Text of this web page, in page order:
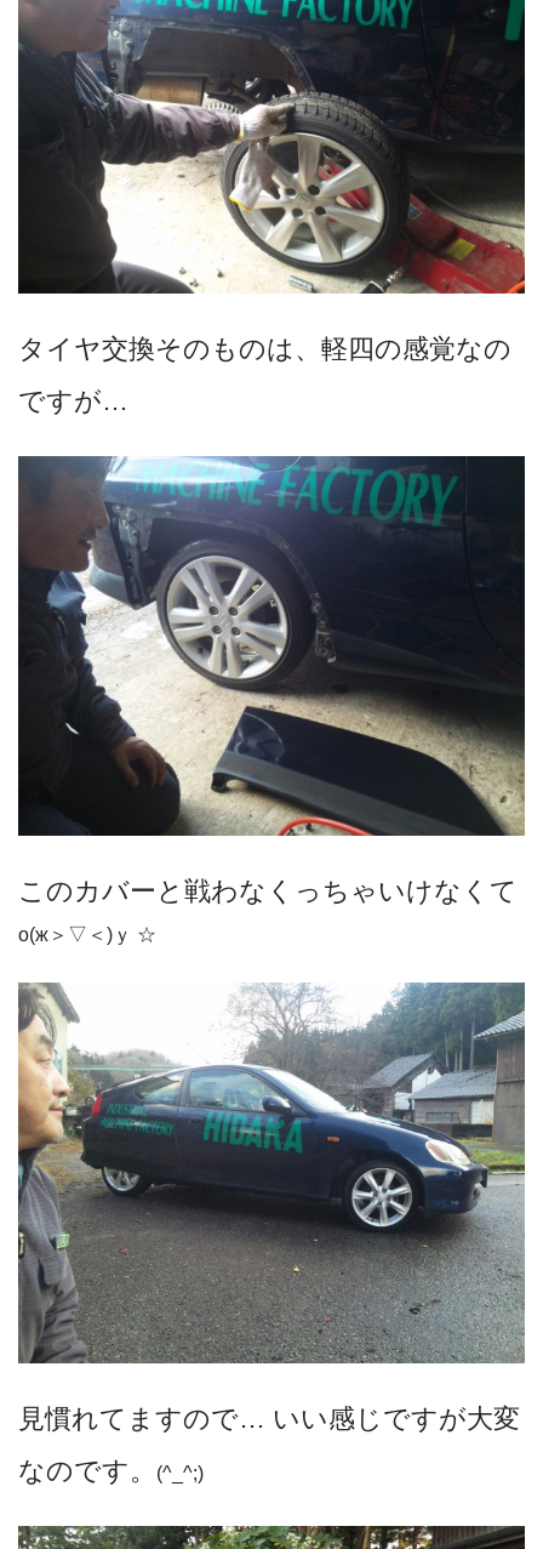
タイヤ交換そのものは、軽四の感覚なの
ですが…
このカバーと戦わなくっちゃいけなくて
о(ж＞▽＜)ｙ ☆
見慣れてますので… いい感じですが大変
なのです。
(^_^;)